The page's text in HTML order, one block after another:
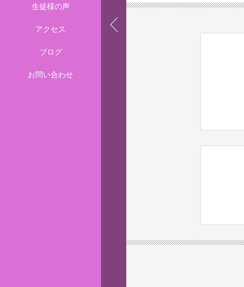
生徒様の声
アクセス
ブログ
お問い合わせ